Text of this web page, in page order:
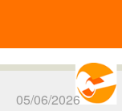
05/06/2026